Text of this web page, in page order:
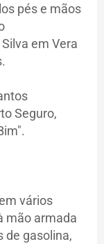
pés e mãos
em Vera
Seguro,
vários
mão armada
de gasolina,